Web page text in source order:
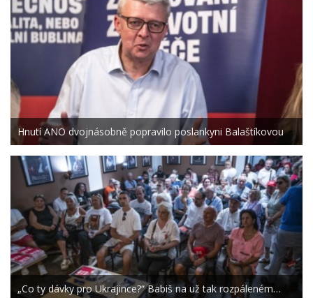
Hnutí ANO dvojnásobně popravilo poslankyni Balaštíkovou
„Co ty dávky pro Ukrajince?“ Babiš na už tak rozpáleném…